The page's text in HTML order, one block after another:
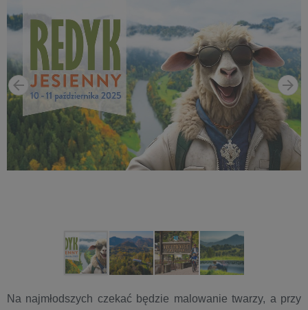
Na najmłodszych czekać będzie malowanie twarzy, a przy